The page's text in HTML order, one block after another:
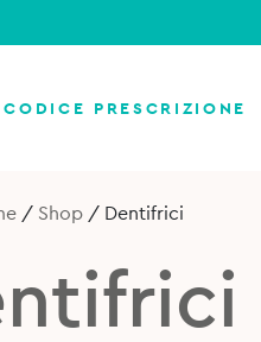
CODICE PRESCRIZIONE
/ Shop/ Dentifrici